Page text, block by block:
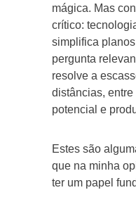
mágica. Mas
crítico:
simplifica
pergunta
resolve a
distâncias,
potencial e
Estes são
que na minha
ter um papel